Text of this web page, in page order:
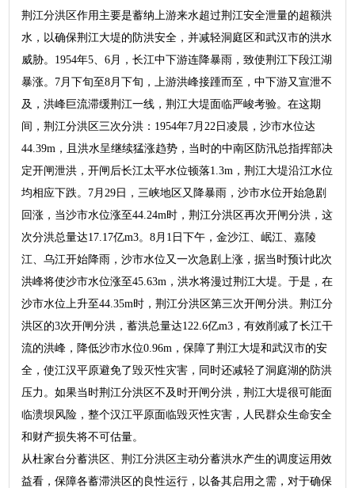
荆江分洪区作用主要是蓄纳上游来水超过荆江安全泄量的超额洪
水，以确保荆江大堤的防洪安全，并减轻洞庭区和武汉市的洪水
威胁。1954年5、6月，长江中下游连降暴雨，致使荆江下段江湖
暴涨。7月下旬至8月下旬，上游洪峰接踵而至，中下游又宣泄不
及，洪峰巨流滞缓荆江一线，荆江大堤面临严峻考验。在这期
间，荆江分洪区三次分洪：1954年7月22日凌晨，沙市水位达
44.39m，且洪水呈继续猛涨趋势，当时的中南区防汛总指挥部决
定开闸泄洪，开闸后长江太平水位顿落1.3m，荆江大堤沿江水位
均相应下跌。7月29日，三峡地区又降暴雨，沙市水位开始急剧
回涨，当沙市水位涨至44.24m时，荆江分洪区再次开闸分洪，这
次分洪总量达17.17亿m3。8月1日下午，金沙江、岷江、嘉陵
江、乌江开始降雨，沙市水位又一次急剧上涨，据当时预计此次
洪峰将使沙市水位涨至45.63m，洪水将漫过荆江大堤。于是，在
沙市水位上升至44.35m时，荆江分洪区第三次开闸分洪。荆江分
洪区的3次开闸分洪，蓄洪总量达122.6亿m3，有效削减了长江干
流的洪峰，降低沙市水位0.96m，保障了荆江大堤和武汉市的安
全，使江汉平原避免了毁灭性灾害，同时还减轻了洞庭湖的防洪
压力。如果当时荆江分洪区不及时开闸分洪，荆江大堤很可能面
临溃坝风险，整个汉江平原面临毁灭性灾害，人民群众生命安全
和财产损失将不可估量。
从杜家台分蓄洪区、荆江分洪区主动分蓄洪水产生的调度运用效
益看，保障各蓄滞洪区的良性运行，以备其启用之需，对于确保